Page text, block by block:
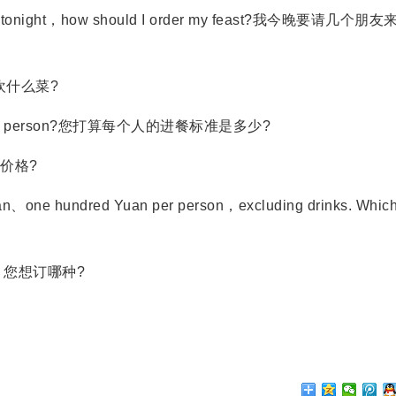
，how should I order my feast?我今晚要请几个朋友
么菜?
您打算每个人的进餐标准是多少?
格?
hundred Yuan per person，excluding drinks.
想订哪种?